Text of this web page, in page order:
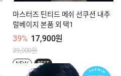
마스터즈 틴티드 메쉬 선쿠션 내추
럴베이지 본품 외 택1
39% 17,900원
29,000원
NEW BEST